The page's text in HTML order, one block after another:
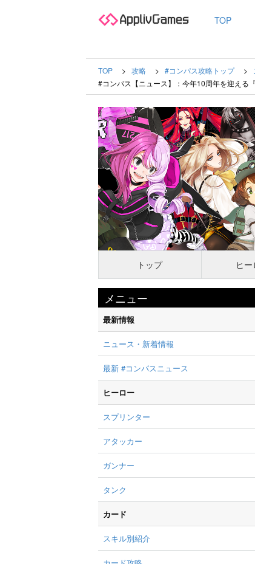
TOP
TOP 攻略 #コンパス攻略トップ
#コンパス【ニュース】：今年10周年を迎える
トップ ヒ
メニュー
最新情報
ニュース・新着情報
最新 #コンパスニュース
ヒーロー
スプリンター
アタッカー
ガンナー
タンク
カード
スキル別紹介